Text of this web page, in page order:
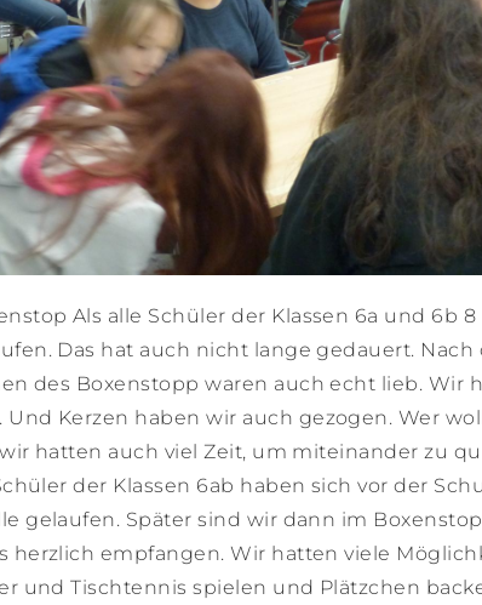
Als alle Schüler der Klassen 6a und 6b
Das hat auch nicht lange gedauert.
des Boxenstopp waren auch echt lieb. Wir
Und Kerzen haben wir auch gezogen. Wer
hatten auch viel Zeit, um miteinander zu
der Klassen 6ab haben sich vor der
gelaufen. Später sind wir dann im
herzlich empfangen. Wir hatten viele
und Tischtennis spielen und Plätzchen